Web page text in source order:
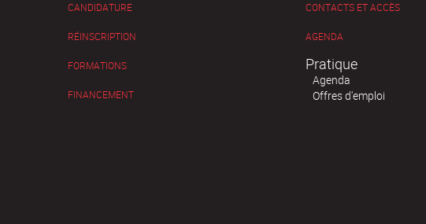
CANDIDATURE
RÉINSCRIPTION
FORMATIONS
FINANCEMENT
CONTACTS ET ACCÈS
AGENDA
Pratique
Agenda
Offres d'emploi